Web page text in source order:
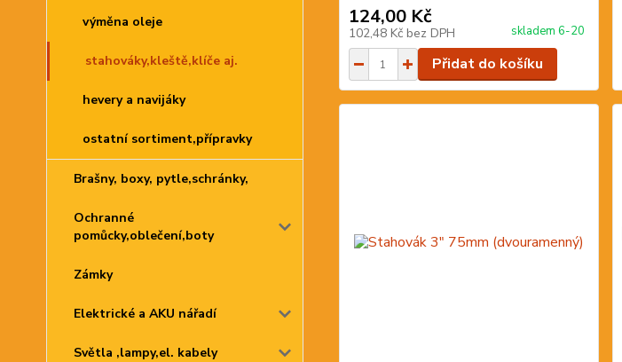
výměna oleje
stahováky,kleště,klíče aj.
hevery a navijáky
ostatní sortiment,přípravky
Brašny, boxy, pytle,schránky,
Ochranné
pomůcky,oblečení,boty
Zámky
Elektrické a AKU nářadí
Světla ,lampy,el. kabely
124,00 Kč
102,48 Kč bez DPH skladem 6-20
Přidat do košíku